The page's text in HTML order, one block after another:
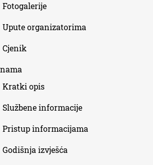
Fotogalerije
Upute organizatorima
Cjenik
Kratki opis
Službene informacije
Pristup informacijama
Godišnja izvješća